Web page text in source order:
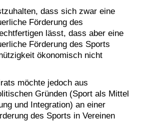
dass sich zwar eine
Förderung des
lässt, dass aber eine
Förderung des Sports
ökonomisch nicht
möchte jedoch aus
Gründen (Sport als Mittel
und Integration) an einer
des Sports in Vereinen